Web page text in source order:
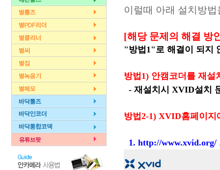
이럴때 아래 설치방
[해당 문제의 해결 방
"방법1"로 해결이 되지
방법1) 안캠코더를 재설
- 재설치시 XVID설치
방법2-1) XVID홈페이
1. http://www.xvid.org/